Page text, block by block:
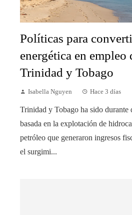
Políticas para
energética en empleo
Trinidad y Tobago
Isabella Nguyen Hace 3 días
Trinidad y Tobago ha sido durante
basada en la explotación de
petróleo que generaron ingresos
el surgimi...